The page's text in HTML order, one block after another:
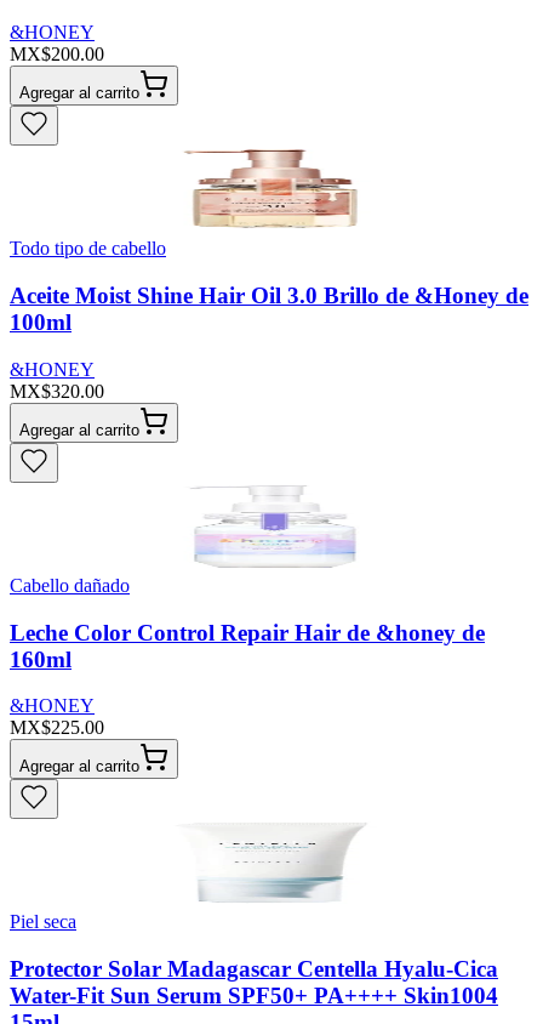
&HONEY
MX$200.00
Agregar al carrito
Todo tipo de cabello
Aceite Moist Shine Hair Oil 3.0 Brillo de &Honey de
100ml
&HONEY
MX$320.00
Agregar al carrito
Cabello dañado
Leche Color Control Repair Hair de &honey de
160ml
&HONEY
MX$225.00
Agregar al carrito
Piel seca
Protector Solar Madagascar Centella Hyalu-Cica
Water-Fit Sun Serum SPF50+ PA++++ Skin1004